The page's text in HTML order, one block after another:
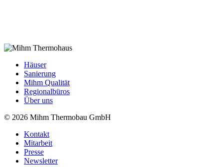
Häuser
Sanierung
Mihm Qualität
Regionalbüros
Über uns
© 2026 Mihm Thermobau GmbH
Kontakt
Mitarbeit
Presse
Newsletter